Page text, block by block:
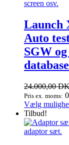
Launch
Auto
SGW
24.000,00
Pris ex. moms:
Vælg
Tilbud!